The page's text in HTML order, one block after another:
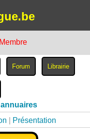
Membre
Présentation